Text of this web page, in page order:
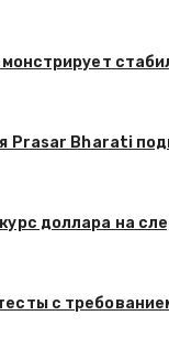
Prasar Bharati
доллара на
с